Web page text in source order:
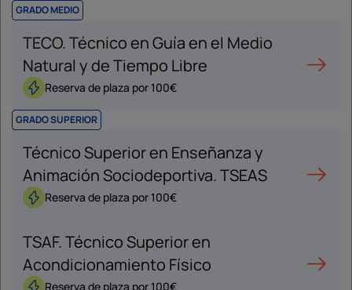
GRADO MEDIO
TECO. Técnico en Guía en el Medio
Natural y de Tiempo Libre
Reserva de plaza por 100€
GRADO SUPERIOR
Técnico Superior en Enseñanza y
Animación Sociodeportiva. TSEAS
Reserva de plaza por 100€
TSAF. Técnico Superior en
Acondicionamiento Físico
Reserva de plaza por 100€